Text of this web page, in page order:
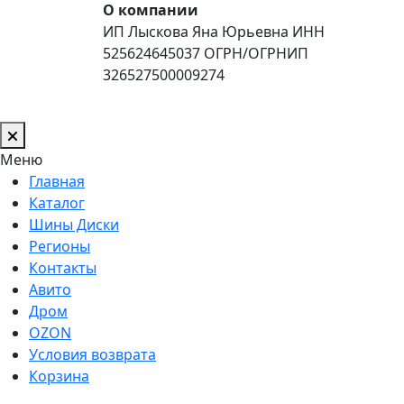
О компании
ИП Лыскова Яна Юрьевна ИНН
525624645037 ОГРН/ОГРНИП
326527500009274
Меню
Главная
Каталог
Шины Диски
Регионы
Контакты
Авито
Дром
OZON
Условия возврата
Корзина